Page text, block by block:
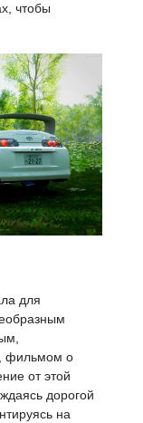
чтобы
для
фильмом о
от этой
дорогой
на